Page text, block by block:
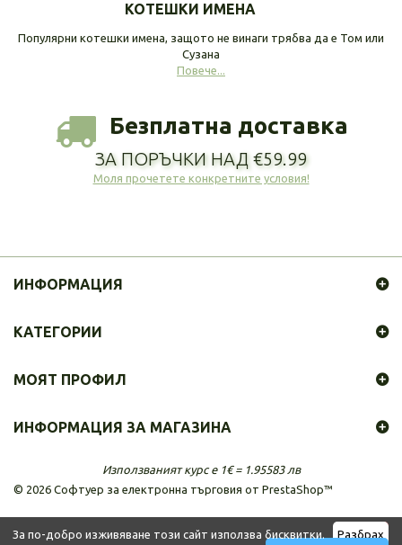
За по-добро изживяване този сайт използва бисквитки.
Разбрах
КОТЕШКИ ИМЕНА
Популярни котешки имена, защото не винаги трябва да е Том или
Сузана
Повече...
Безплатна доставка
ЗА ПОРЪЧКИ НАД €59.99
Моля прочетете конкретните условия!
ИНФОРМАЦИЯ
© 2026 Софтуер за електронна търговия от PrestaShop™
КАТЕГОРИИ
МОЯТ ПРОФИЛ
ИНФОРМАЦИЯ ЗА МАГАЗИНА
Използваният курс е 1€ = 1.95583 лв